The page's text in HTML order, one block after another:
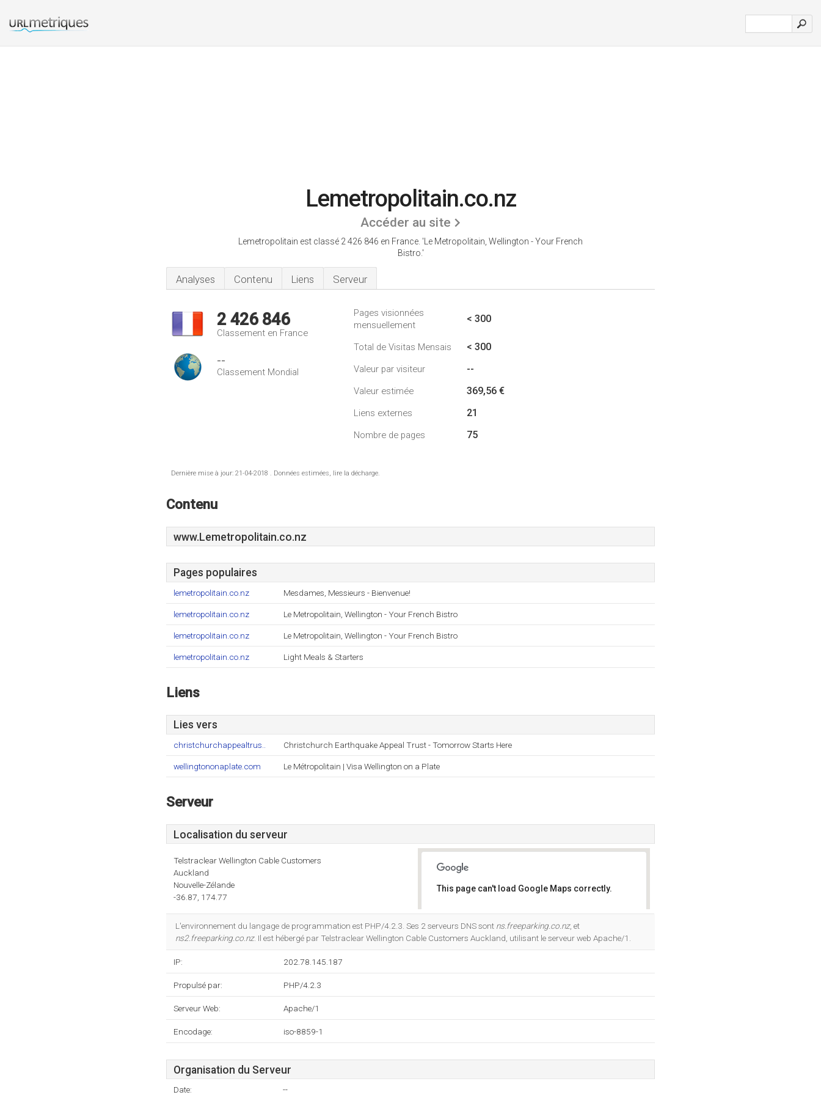
Lemetropolitain.co.nz
Accéder au site
Lemetropolitain est classé 2 426 846 en France. 'Le Metropolitain, Wellington - Your French
Bistro.'
Analyses Contenu Liens Serveur
2 426 846
Classement en France
--
Classement Mondial
Pages visionnées
mensuellement
< 300
Total de Visitas Mensais < 300
Valeur par visiteur --
Valeur estimée 369,56 €
Liens externes 21
Nombre de pages 75
Dernière mise à jour: 21-04-2018 . Données estimées, lire la décharge.
Contenu
www.Lemetropolitain.co.nz
Pages populaires
lemetropolitain.co.nz Mesdames, Messieurs - Bienvenue!
lemetropolitain.co.nz Le Metropolitain, Wellington - Your French Bistro
lemetropolitain.co.nz Le Metropolitain, Wellington - Your French Bistro
lemetropolitain.co.nz Light Meals & Starters
Liens
Lies vers
christchurchappealtrus.. Christchurch Earthquake Appeal Trust - Tomorrow Starts Here
wellingtononaplate.com Le Métropolitain | Visa Wellington on a Plate
Serveur
Localisation du serveur
Telstraclear Wellington Cable Customers
Auckland
Nouvelle-Zélande
-36.87, 174.77
This page can't load Google Maps correctly.
Do you own this website?
L'environnement du langage de programmation est PHP/4.2.3. Ses 2 serveurs DNS sont ns.freeparking.co.nz, et
ns2.freeparking.co.nz. Il est hébergé par Telstraclear Wellington Cable Customers Auckland, utilisant le serveur web Apache/1.
IP: 202.78.145.187
Propulsé par: PHP/4.2.3
Serveur Web: Apache/1
Encodage: iso-8859-1
Organisation du Serveur
Date: --